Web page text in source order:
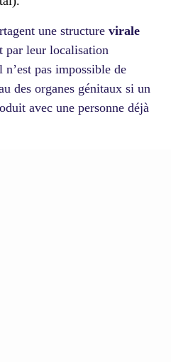
une structure virale
par leur localisation
pas impossible de
des organes génitaux si un
avec une personne déjà